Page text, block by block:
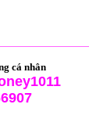
cá nhân